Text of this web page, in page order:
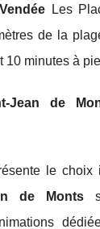
Les
de la
10 minutes à
Jean de
le choix
de Monts